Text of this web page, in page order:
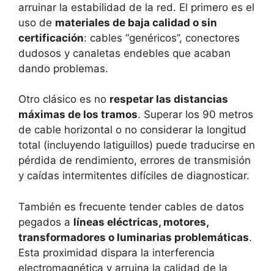
arruinar la estabilidad de la red. El primero es el
uso de materiales de baja calidad o sin
certificación: cables “genéricos”, conectores
dudosos y canaletas endebles que acaban
dando problemas.
Otro clásico es no respetar las distancias
máximas de los tramos. Superar los 90 metros
de cable horizontal o no considerar la longitud
total (incluyendo latiguillos) puede traducirse en
pérdida de rendimiento, errores de transmisión
y caídas intermitentes difíciles de diagnosticar.
También es frecuente tender cables de datos
pegados a líneas eléctricas, motores,
transformadores o luminarias problemáticas.
Esta proximidad dispara la interferencia
electromagnética y arruina la calidad de la